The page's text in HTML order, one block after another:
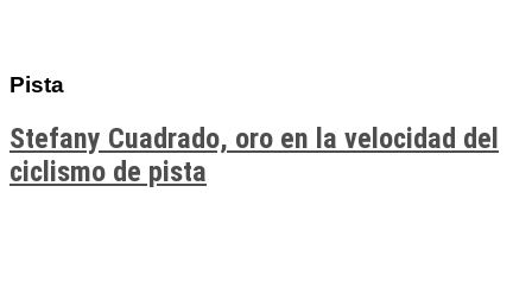
Pista
Stefany Cuadrado, oro en la velocidad del
ciclismo de pista